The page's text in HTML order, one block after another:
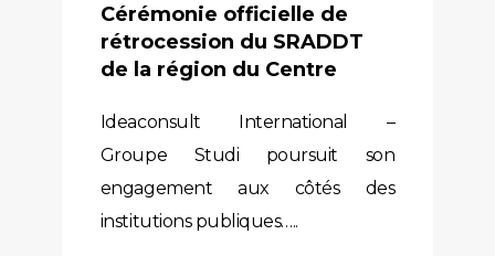
Cérémonie officielle de
rétrocession du SRADDT
de la région du Centre
Ideaconsult International –
Groupe Studi poursuit son
engagement aux côtés des
institutions publiques…..